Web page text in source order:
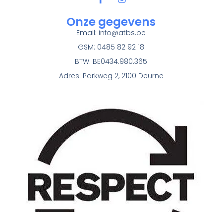
Onze gegevens
Email: info@atbs.be
GSM: 0485 82 92 18
BTW: BE0434.980.365
Adres: Parkweg 2, 2100 Deurne